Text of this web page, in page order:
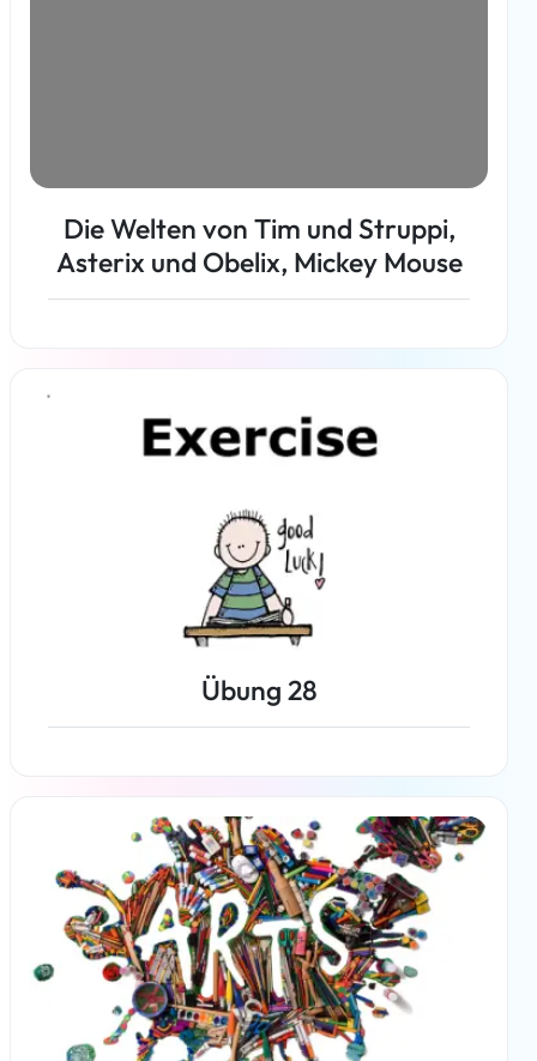
Die Welten von Tim und Struppi,
Asterix und Obelix, Mickey Mouse
Übung 28
Weiterlesen